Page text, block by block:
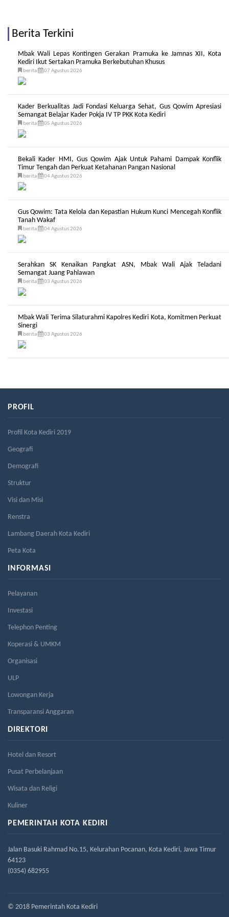
Berita Terkini
Mbak Wali Lepas Kontingen Gerakan Pramuka ke Jamnas XII, Kota
Kediri Ikut Sertakan Pramuka Berkebutuhan Khusus
berita 07 Agustus 2026
Kader Berkualitas Jadi Fondasi Keluarga Sehat, Gus Qowim Apresiasi
Semangat Belajar Kader Pokja IV TP PKK Kota Kediri
berita 05 Agustus 2026
Bekali Kader HMI, Gus Qowim Ajak Untuk Pahami Dampak Konflik
Timur Tengah dan Perkuat Ketahanan Pangan Nasional
berita 04 Agustus 2026
Gus Qowim: Tata Kelola dan Kepastian Hukum Kunci Mencegah Konflik
Tanah Wakaf
berita 04 Agustus 2026
Serahkan SK Kenaikan Pangkat ASN, Mbak Wali Ajak Teladani
Semangat Juang Pahlawan
berita 03 Agustus 2026
Mbak Wali Terima Silaturahmi Kapolres Kediri Kota, Komitmen Perkuat
Sinergi
berita 03 Agustus 2026
PROFIL
Profil Kota Kediri 2019
Geografi
Demografi
Struktur
Visi dan Misi
Renstra
Lambang Daerah Kota Kediri
Peta Kota
INFORMASI
Pelayanan
Investasi
Telephon Penting
Koperasi & UMKM
Organisasi
ULP
Lowongan Kerja
Transparansi Anggaran
DIREKTORI
Hotel dan Resort
Pusat Perbelanjaan
Wisata dan Religi
Kuliner
PEMERINTAH KOTA KEDIRI
Jalan Basuki Rahmad No.15, Kelurahan Pocanan, Kota Kediri, Jawa Timur
64123
(0354) 682955
© 2018 Pemerintah Kota Kediri